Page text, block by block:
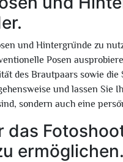
und Hintergründe zu
Posen
des Brautpaars sowie
und lassen Sie
sondern auch eine
das
ermöglichen.